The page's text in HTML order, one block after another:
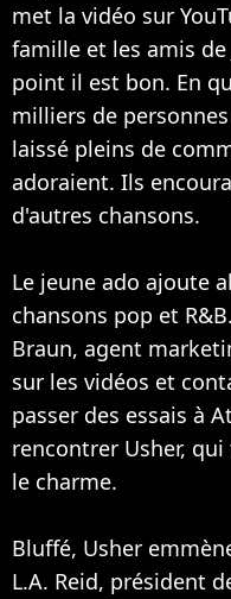
met la vidéo sur
famille et les amis
point il est bon. En
milliers de
laissé pleins de
adoraient. Ils
d'autres chansons.
Le jeune ado ajoute
chansons pop et
Braun, agent
sur les vidéos et
passer des essais à
rencontrer Usher,
le charme.
Bluffé, Usher
L.A. Reid, président